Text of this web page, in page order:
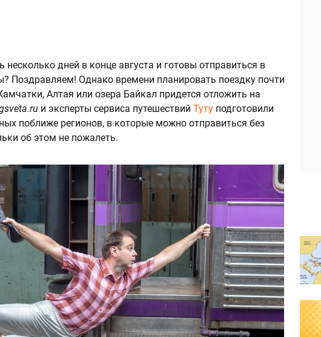
дней в конце августа и готовы отправиться в
Поздравляем! Однако времени планировать поездку почти
Алтая или озера Байкал придется отложить на
и эксперты сервиса путешествий Туту подготовили
поближе регионов, в которые можно отправиться без
об этом не пожалеть.